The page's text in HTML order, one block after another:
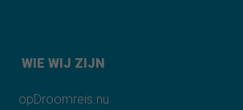
WIE WIJ ZIJN
opDroomreis.nu